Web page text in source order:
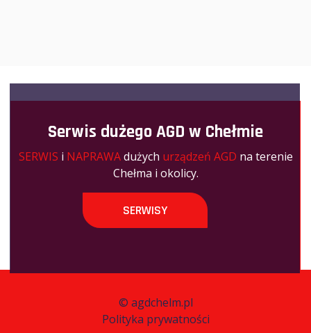
Serwis dużego AGD w Chełmie
SERWIS i NAPRAWAdużych urządzeń AGD na terenie
Chełma i okolicy.
SERWISY
© agdchelm.pl
Polityka prywatności